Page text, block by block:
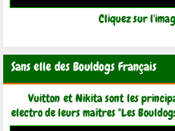
Cliquez sur
Sans elle des Bouldogs Français
Vuitton et Nikita sont les
electro de leurs maîtres "Les